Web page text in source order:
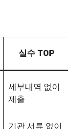
실수 TOP
세부내역 없이
제출
기관 서류 없이